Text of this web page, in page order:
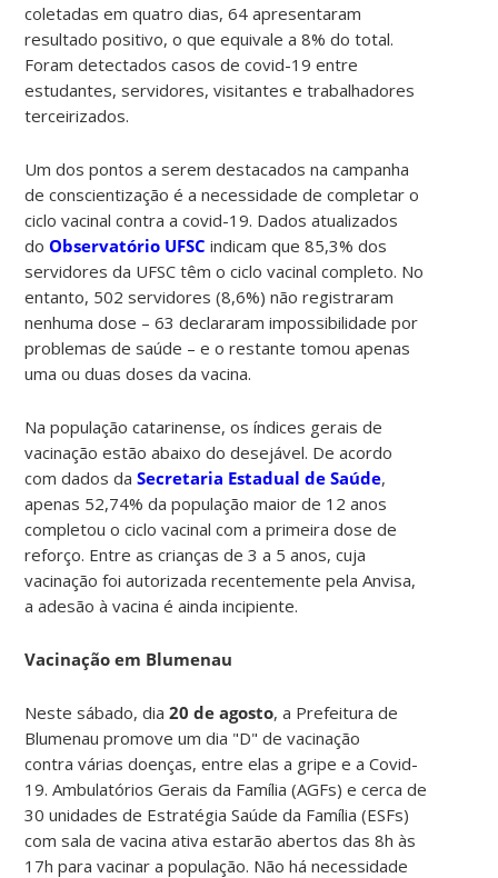
coletadas em quatro dias, 64 apresentaram
resultado positivo, o que equivale a 8% do total.
Foram detectados casos de covid-19 entre
estudantes, servidores, visitantes e trabalhadores
terceirizados.
Um dos pontos a serem destacados na campanha
de conscientização é a necessidade de completar o
ciclo vacinal contra a covid-19. Dados atualizados
doObservatório UFSC indicam que 85,3% dos
servidores da UFSC têm o ciclo vacinal completo. No
entanto, 502 servidores (8,6%) não registraram
nenhuma dose – 63 declararam impossibilidade por
problemas de saúde – e o restante tomou apenas
uma ou duas doses da vacina.
Na população catarinense, os índices gerais de
vacinação estão abaixo do desejável. De acordo
com dados da Secretaria Estadual de Saúde,
apenas 52,74% da população maior de 12 anos
completou o ciclo vacinal com a primeira dose de
reforço. Entre as crianças de 3 a 5 anos, cuja
vacinação foi autorizada recentemente pela Anvisa,
a adesão à vacina é ainda incipiente.
Vacinação em Blumenau
Neste sábado, dia20 de agosto, a Prefeitura de
Blumenau promove um dia "D" de vacinação
contra várias doenças, entre elas a gripe e a Covid-
19. Ambulatórios Gerais da Família (AGFs) e cerca de
30 unidades de Estratégia Saúde da Família (ESFs)
com sala de vacina ativa estarão abertos das 8h às
17h para vacinar a população. Não há necessidade